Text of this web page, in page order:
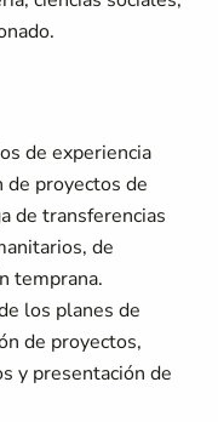
de experiencia
proyectos de
de transferencias
de
temprana.
los planes de
de proyectos,
y presentación de